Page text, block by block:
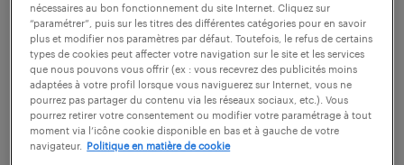
bruguières, haute-garonne
intérim
13,00 € par heure
publié le 7 août 2026
nécessaires au bon fonctionnement du site Internet. Cliquez sur
“paramétrer”, puis sur les titres des différentes catégories pour en savoir
plus et modifier nos paramètres par défaut. Toutefois, le refus de certains
types de cookies peut affecter votre navigation sur le site et les services
que nous pouvons vous offrir (ex : vous recevrez des publicités moins
adaptées à votre profil lorsque vous naviguerez sur Internet, vous ne
pourrez pas partager du contenu via les réseaux sociaux, etc.). Vous
pourrez retirer votre consentement ou modifier votre paramétrage à tout
moment via l’icône cookie disponible en bas et à gauche de votre
navigateur.
Politique en matière de cookie